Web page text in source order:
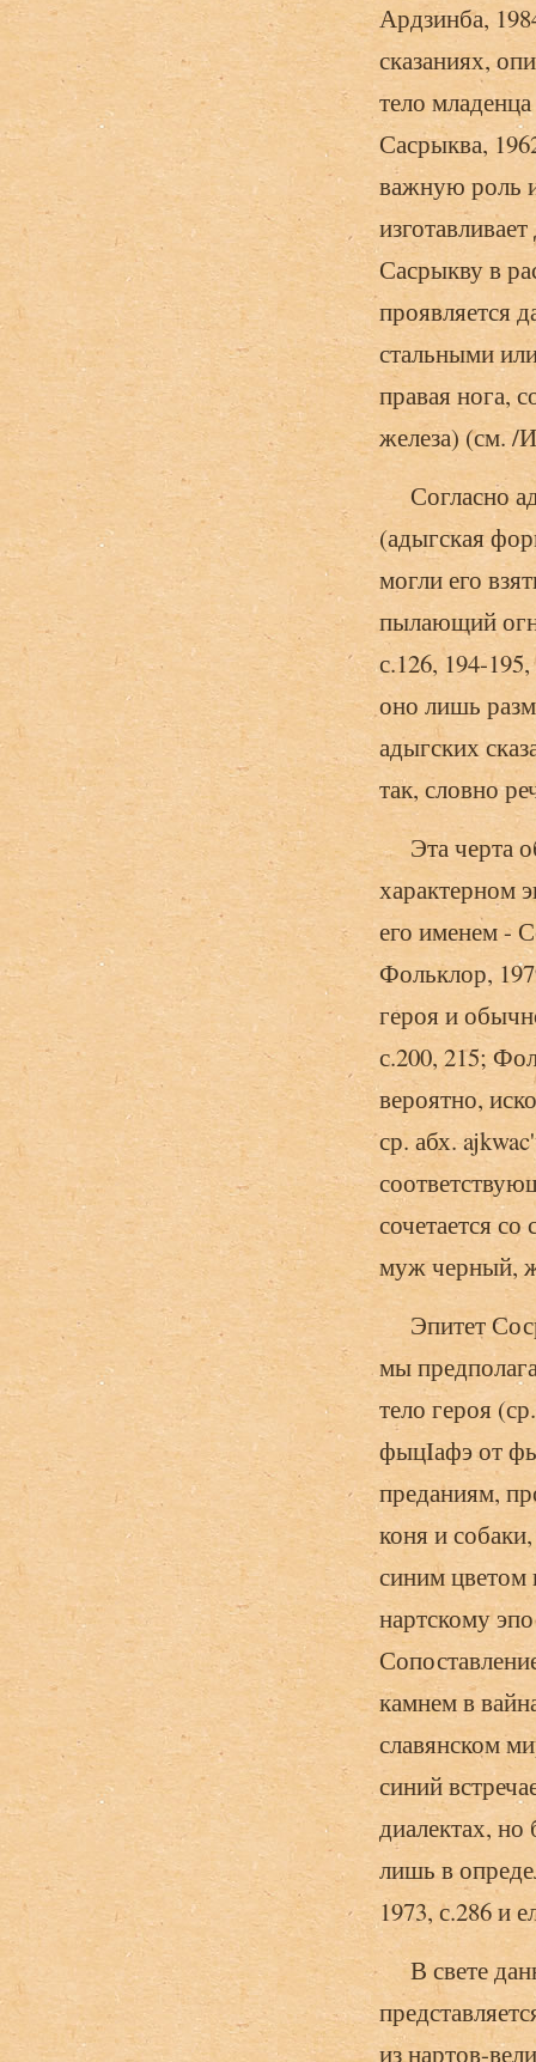
Ардзинба,
сказаниях,
тело
Сасрыква,
важную роль
Сасрыкву в
проявляется
стальными
правая нога,
железа) (см. /
Согласно
(адыгская
могли его
пылающий
с.126, 194-
оно лишь
адыгских
так, словно
Эта черта
характерном
его именем -
Фольклор,
героя и
с.200, 215;
вероятно,
ср. абх.
сочетается
муж черный,
Эпитет
мы
тело героя
фыцIафэ от
преданиям,
коня и
синим цветом
нартскому
камнем в
славянском
синий
диалектах, но
лишь в
1973, с.286 и
В свете
из нартов-